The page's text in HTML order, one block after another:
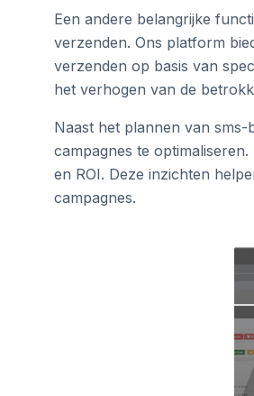
Een andere belangrijke
verzenden. Ons platform
verzenden op basis van
het verhogen van de
Naast het plannen van
campagnes te
en ROI. Deze inzichten
campagnes.